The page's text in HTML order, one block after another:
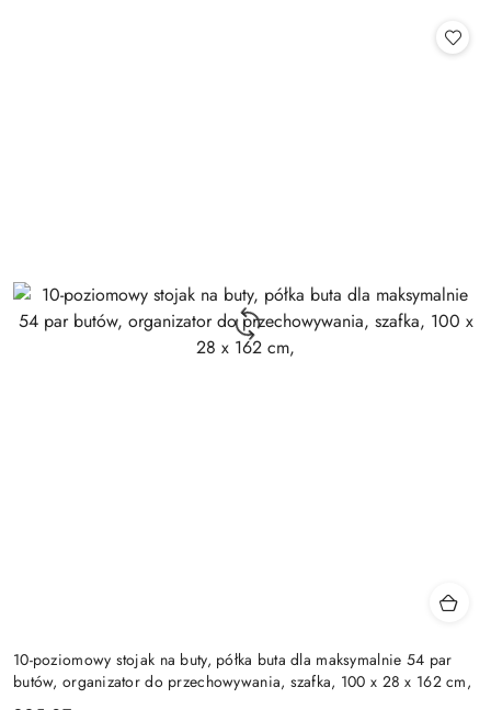
10-poziomowy stojak na buty, półka buta dla maksymalnie 54 par
butów, organizator do przechowywania, szafka, 100 x 28 x 162 cm,